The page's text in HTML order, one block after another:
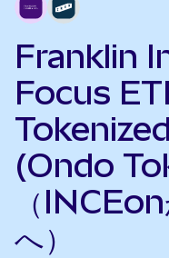
Franklin
Focus
(Ondo
（
へ）